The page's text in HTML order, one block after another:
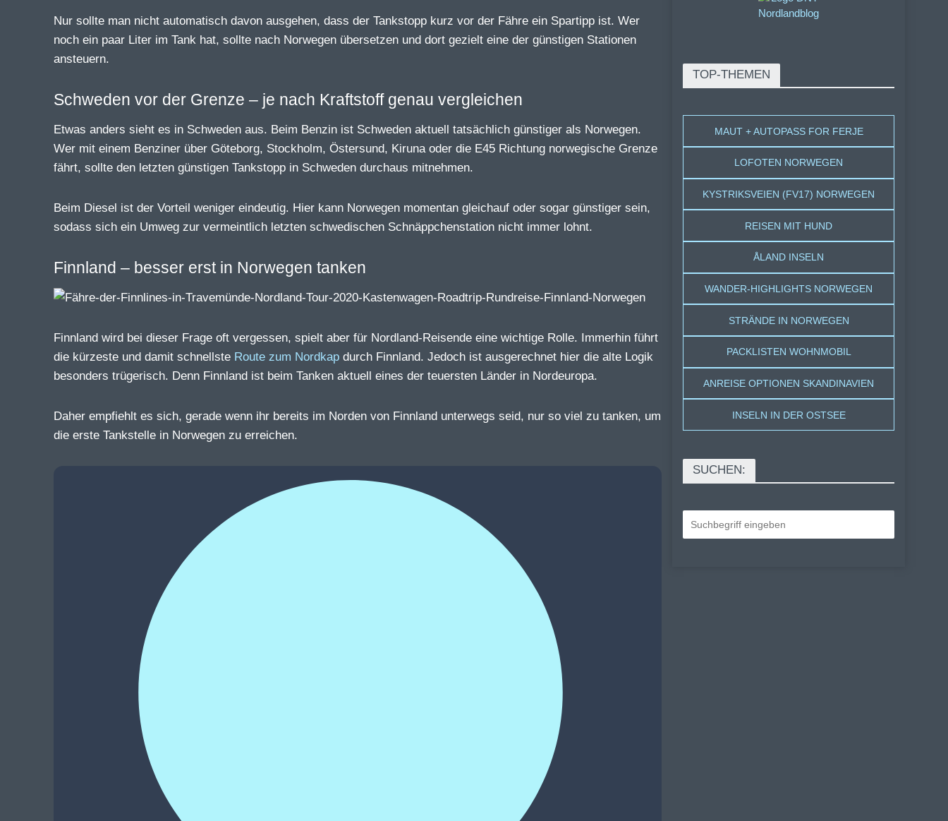
Nur sollte man nicht automatisch davon ausgehen, dass der Tankstopp kurz vor der Fähre ein Spartipp ist. Wer
noch ein paar Liter im Tank hat, sollte nach Norwegen übersetzen und dort gezielt eine der günstigen Stationen
ansteuern.
Schweden vor der Grenze – je nach Kraftstoff genau vergleichen
Etwas anders sieht es in Schweden aus. Beim Benzin ist Schweden aktuell tatsächlich günstiger als Norwegen.
Wer mit einem Benziner über Göteborg, Stockholm, Östersund, Kiruna oder die E45 Richtung norwegische Grenze
fährt, sollte den letzten günstigen Tankstopp in Schweden durchaus mitnehmen.
Beim Diesel ist der Vorteil weniger eindeutig. Hier kann Norwegen momentan gleichauf oder sogar günstiger sein,
sodass sich ein Umweg zur vermeintlich letzten schwedischen Schnäppchenstation nicht immer lohnt.
Finnland – besser erst in Norwegen tanken
Finnland wird bei dieser Frage oft vergessen, spielt aber für Nordland-Reisende eine wichtige Rolle. Immerhin führt
die kürzeste und damit schnellste Route zum Nordkapdurch Finnland. Jedoch ist ausgerechnet hier die alte Logik
besonders trügerisch. Denn Finnland ist beim Tanken aktuell eines der teuersten Länder in Nordeuropa.
Daher empfiehlt es sich, gerade wenn ihr bereits im Norden von Finnland unterwegs seid, nur so viel zu tanken, um
die erste Tankstelle in Norwegen zu erreichen.
TOP-THEMEN
MAUT + AUTOPASS FOR FERJE
LOFOTEN NORWEGEN
KYSTRIKSVEIEN (FV17) NORWEGEN
REISEN MIT HUND
ÅLAND INSELN
WANDER-HIGHLIGHTS NORWEGEN
STRÄNDE IN NORWEGEN
PACKLISTEN WOHNMOBIL
ANREISE OPTIONEN SKANDINAVIEN
INSELN IN DER OSTSEE
SUCHEN: